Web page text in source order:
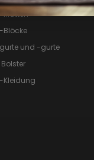
Matten
Blöcke
und -gurte
Kleidung